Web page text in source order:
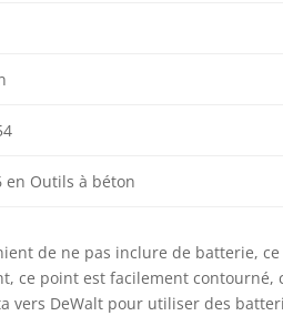
en Outils à béton
de ne pas inclure de batterie,
ce point est facilement contourné,
DeWalt pour utiliser des